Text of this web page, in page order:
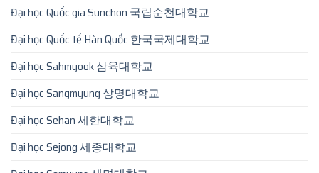
Đại học Quốc gia Sunchon 국립순천대학교
Đại học Quốc tế Hàn Quốc 한국국제대학교
Đại học Sahmyook 삼육대학교
Đại học Sangmyung 상명대학교
Đại học Sehan 세한대학교
Đại học Sejong 세종대학교